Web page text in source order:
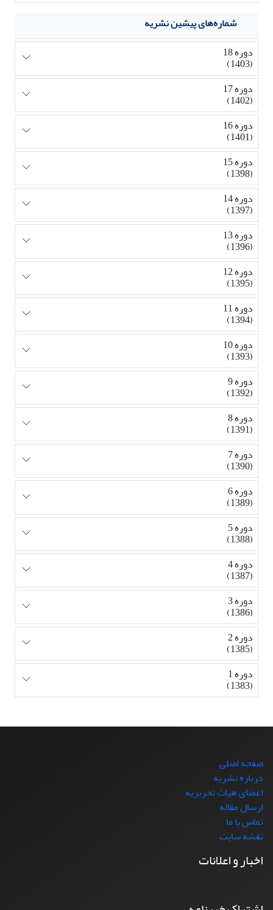
شماره‌های پیشین نشریه
دوره 18
(1403)
دوره 17
(1402)
دوره 16
(1401)
دوره 15
(1398)
دوره 14
(1397)
دوره 13
(1396)
دوره 12
(1395)
دوره 11
(1394)
دوره 10
(1393)
دوره 9
(1392)
دوره 8
(1391)
دوره 7
(1390)
دوره 6
(1389)
دوره 5
(1388)
دوره 4
(1387)
دوره 3
(1386)
دوره 2
(1385)
دوره 1
(1383)
صفحه اصلی
درباره نشریه
اعضای هیات تحریریه
ارسال مقاله
تماس با ما
نقشه سایت
اخبار و اعلانات